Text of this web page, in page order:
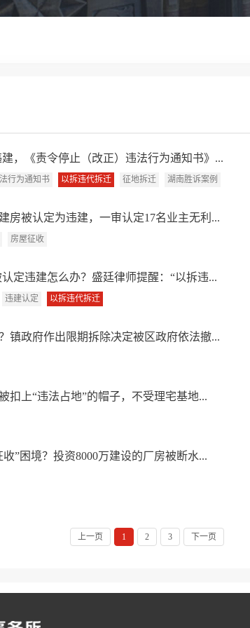
，《责令停止（改正）违法行为通知书》...
行为通知书 以拆违代拆迁 征地拆迁 湖南胜诉案例
房被认定为违建，一审认定17名业主无利...
房屋征收
定违建怎么办？盛廷律师提醒：“以拆违...
违建认定 以拆违代拆迁
镇政府作出限期拆除决定被区政府依法撤...
扣上“违法占地”的帽子，不受理宅基地...
”困境？投资8000万建设的厂房被断水...
上一页 1 2 3 下一页